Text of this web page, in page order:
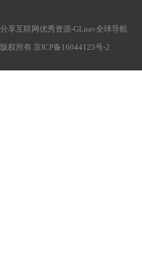
分享互联网优秀资源-GLnav全球导航
版权所有 京ICP备16044125号-2